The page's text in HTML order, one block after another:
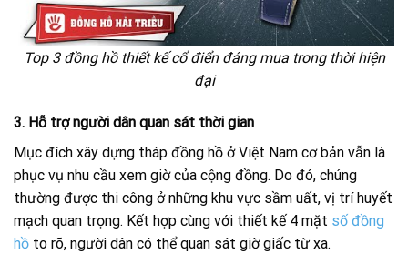
Top 3 đồng hồ thiết kế cổ điển đáng mua trong thời hiện
đại
3. Hỗ trợ người dân quan sát thời gian
Mục đích xây dựng tháp đồng hồ ở Việt Nam cơ bản vẫn là
phục vụ nhu cầu xem giờ của cộng đồng. Do đó, chúng
thường được thi công ở những khu vực sầm uất, vị trí huyết
mạch quan trọng. Kết hợp cùng với thiết kế 4 mặt số đồng
hồ to rõ, người dân có thể quan sát giờ giấc từ xa.